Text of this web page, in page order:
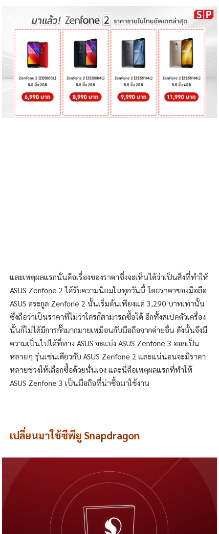
และเหตุผลแรกนั่นคือเรื่องของราคาซึ่งจะเห็นได้ว่าเป็นสิ่งที่ทำให้
ASUS Zenfone 2 ได้รับความนิยมในทุกวันนี้ โดยราคาของมือถือ
ASUS ตระกูล Zenfone 2 นั้นเริ่มต้นเพียงแค่ 3,290 บาทเท่านั้น
ซึ่งถือว่าเป็นราคาที่ไม่ว่าใครก็สามารถซื้อได้ อีกทั้งสเปคตัวเครื่อง
นั้นก็ไม่ได้มีการกั๊กมากมายเหมือนกับมือถือจากค่ายอื่น ดังนั้นจึงมี
ความเป็นไปได้ที่ทาง ASUS จะแบ่ง ASUS Zenfone 3 ออกเป็น
หลายๆ รุ่นเช่นเดียวกับ ASUS Zenfone 2 และแน่นอนจะมีราคา
หลายช่วงให้เลือกซื้อด้วยนั่นเอง และนี่คือเหตุผลแรกที่ทำให้
ASUS Zenfone 3 เป็นมือถือที่น่าซื้อมาใช้งาน
เปลี่ยนมาใช้ซีพียู Snapdragon